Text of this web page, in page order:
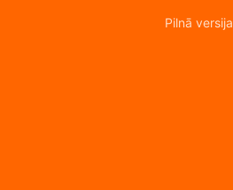
Pilnā versija